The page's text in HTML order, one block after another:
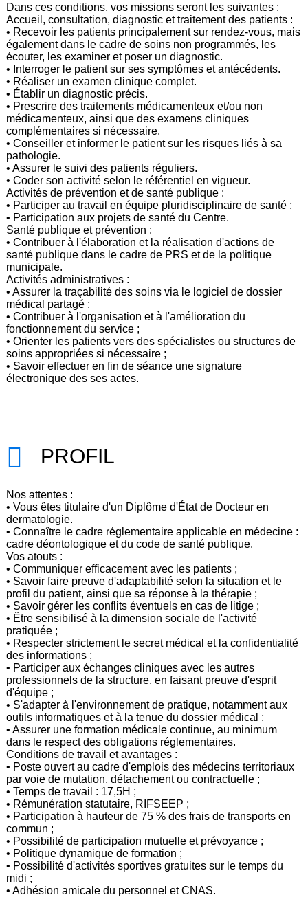
Dans ces conditions, vos missions seront les suivantes :
Accueil, consultation, diagnostic et traitement des patients :
• Recevoir les patients principalement sur rendez-vous, mais
également dans le cadre de soins non programmés, les
écouter, les examiner et poser un diagnostic.
• Interroger le patient sur ses symptômes et antécédents.
• Réaliser un examen clinique complet.
• Établir un diagnostic précis.
• Prescrire des traitements médicamenteux et/ou non
médicamenteux, ainsi que des examens cliniques
complémentaires si nécessaire.
• Conseiller et informer le patient sur les risques liés à sa
pathologie.
• Assurer le suivi des patients réguliers.
• Coder son activité selon le référentiel en vigueur.
Activités de prévention et de santé publique :
• Participer au travail en équipe pluridisciplinaire de santé ;
• Participation aux projets de santé du Centre.
Santé publique et prévention :
• Contribuer à l'élaboration et la réalisation d'actions de
santé publique dans le cadre de PRS et de la politique
municipale.
Activités administratives :
• Assurer la traçabilité des soins via le logiciel de dossier
médical partagé ;
• Contribuer à l'organisation et à l'amélioration du
fonctionnement du service ;
• Orienter les patients vers des spécialistes ou structures de
soins appropriées si nécessaire ;
• Savoir effectuer en fin de séance une signature
électronique des ses actes.
PROFIL
Nos attentes :
• Vous êtes titulaire d'un Diplôme d'État de Docteur en
dermatologie.
• Connaître le cadre réglementaire applicable en médecine :
cadre déontologique et du code de santé publique.
Vos atouts :
• Communiquer efficacement avec les patients ;
• Savoir faire preuve d'adaptabilité selon la situation et le
profil du patient, ainsi que sa réponse à la thérapie ;
• Savoir gérer les conflits éventuels en cas de litige ;
• Être sensibilisé à la dimension sociale de l'activité
pratiquée ;
• Respecter strictement le secret médical et la confidentialité
des informations ;
• Participer aux échanges cliniques avec les autres
professionnels de la structure, en faisant preuve d'esprit
d'équipe ;
• S'adapter à l'environnement de pratique, notamment aux
outils informatiques et à la tenue du dossier médical ;
• Assurer une formation médicale continue, au minimum
dans le respect des obligations réglementaires.
Conditions de travail et avantages :
• Poste ouvert au cadre d'emplois des médecins territoriaux
par voie de mutation, détachement ou contractuelle ;
• Temps de travail : 17,5H ;
• Rémunération statutaire, RIFSEEP ;
• Participation à hauteur de 75 % des frais de transports en
commun ;
• Possibilité de participation mutuelle et prévoyance ;
• Politique dynamique de formation ;
• Possibilité d'activités sportives gratuites sur le temps du
midi ;
• Adhésion amicale du personnel et CNAS.